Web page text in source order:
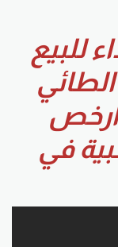
للبيع
ارخص
في